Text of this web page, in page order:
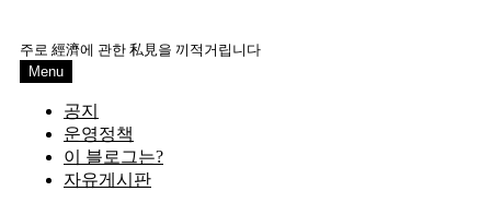
content
주로 經濟에 관한 私見을 끼적거립니다
Menu
공지
운영정책
이 블로그는?
자유게시판